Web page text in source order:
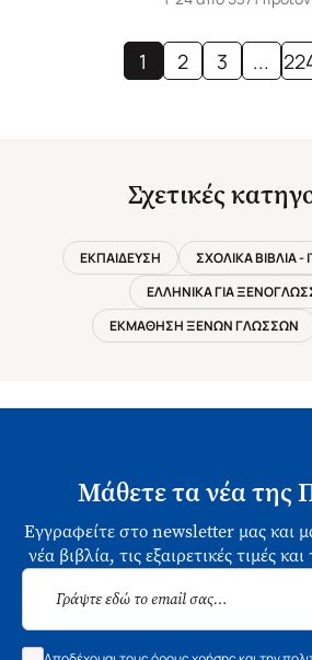
1 2 3 ...
Σχετικές
ΕΚΠΑΙΔΕΥΣΗ
ΣΧΟΛΙΚΑ ΒΙΒΛΙΑ -
ΕΛΛΗΝΙΚΑ ΓΙΑ
ΕΚΜΑΘΗΣΗ ΞΕΝΩΝ ΓΛΩΣΣΩΝ
Μάθετε τα νέα της
Εγγραφείτε στο newsletter μας και
νέα βιβλία, τις εξαιρετικές τιμές